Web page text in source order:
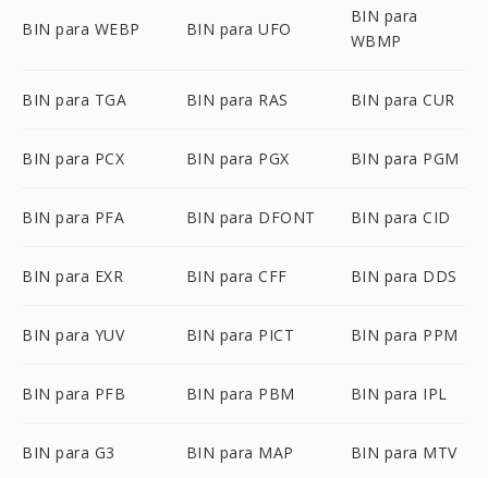
BIN para WEBP BIN para UFO
BIN para
WBMP
BIN para TGA BIN para RAS BIN para CUR
BIN para PCX BIN para PGX BIN para PGM
BIN para PFA BIN para DFONT BIN para CID
BIN para EXR BIN para CFF BIN para DDS
BIN para YUV BIN para PICT BIN para PPM
BIN para PFB BIN para PBM BIN para IPL
BIN para G3 BIN para MAP BIN para MTV